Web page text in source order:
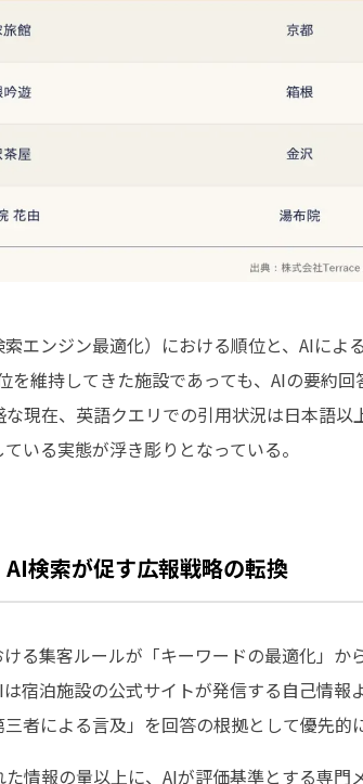
エンジン最適化）における順位と、AIによ
維持してきた施設であっても、AIの要約
現在、英語クエリでの引用状況は日本語以
いる実態が浮き彫りとなっている。
AI検索が促す広報戦略の転換
る集客ルールが「キーワードの最適化」か
宿泊施設の公式サイトが発信する自己情報
者による言及」を回答の根拠として優先的
情報の量以上に、AIが評価基準とする専門